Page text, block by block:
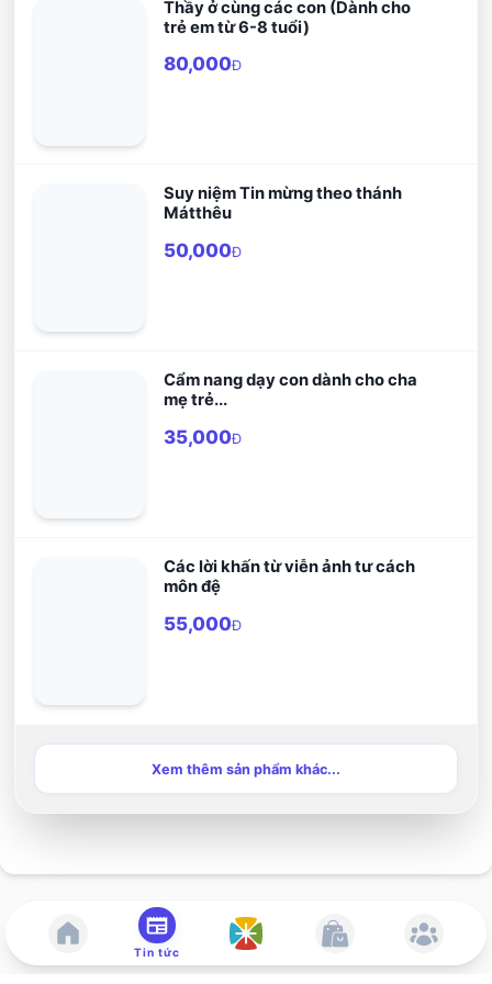
những trải nghiệm mới mẻ, ý nghĩa
và đầy cảm xúc.
Thầy ở cùng các con (Dành cho
trẻ em từ 6-8 tuổi)
80,000Đ
Suy niệm Tin mừng theo thánh
Mátthêu
50,000Đ
Cẩm nang dạy con dành cho cha
mẹ trẻ...
35,000Đ
Các lời khấn từ viễn ảnh tư cách
môn đệ
55,000Đ
Xem thêm sản phẩm khác...
Tin tức